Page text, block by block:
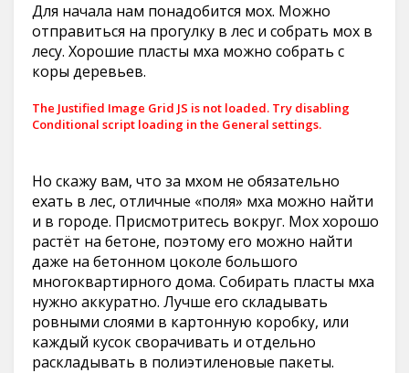
Для начала нам понадобится мох. Можно
отправиться на прогулку в лес и собрать мох в
лесу. Хорошие пласты мха можно собрать с
коры деревьев.
The Justified Image Grid JS is not loaded. Try disabling
Conditional script loading in the General settings.
Но скажу вам, что за мхом не обязательно
ехать в лес, отличные «поля» мха можно найти
и в городе. Присмотритесь вокруг. Мох хорошо
растёт на бетоне, поэтому его можно найти
даже на бетонном цоколе большого
многоквартирного дома. Собирать пласты мха
нужно аккуратно. Лучше его складывать
ровными слоями в картонную коробку, или
каждый кусок сворачивать и отдельно
раскладывать в полиэтиленовые пакеты.